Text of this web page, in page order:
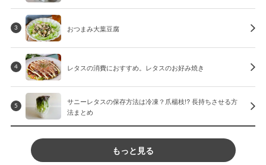
3 おつまみ大葉豆腐
4 レタスの消費におすすめ。レタスのお好み焼き
5
サニーレタスの保存方法は冷凍？爪楊枝!? 長持ちさせる方
法まとめ
もっと見る